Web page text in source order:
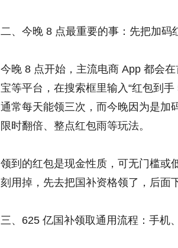
二、今晚 8 点最重要的事：先把加码
今晚 8 点开始，主流电商 App 都会
宝等平台，在搜索框里输入“红包到手
通常每天能领三次，而今晚因为是加
限时翻倍、整点红包雨等玩法。
领到的红包是现金性质，可无门槛或
刻用掉，先去把国补资格领了，后面
三、625 亿国补领取通用流程：手机